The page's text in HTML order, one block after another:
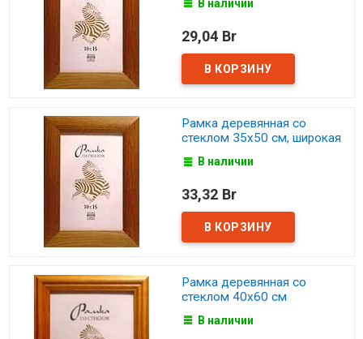
В наличии
29,04 Br
Рамка деревянная со
стеклом 35х50 см, широкая
В наличии
33,32 Br
Рамка деревянная со
стеклом 40х60 см
В наличии